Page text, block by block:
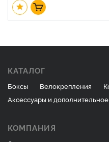
КАТАЛОГ
Боксы Велокрепления
Аксессуары и
КОМПАНИЯ